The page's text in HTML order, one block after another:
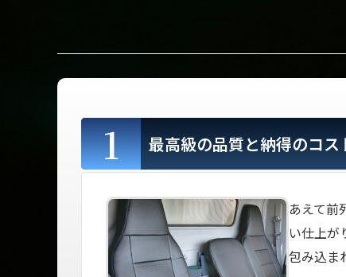
1 最高級の品質と納得のコス
あえて前
い仕上が
包み込ま